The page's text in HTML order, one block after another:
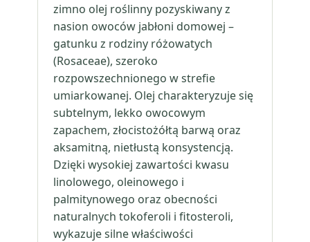
zimno olej roślinny pozyskiwany z
nasion owoców jabłoni domowej –
gatunku z rodziny różowatych
(Rosaceae), szeroko
rozpowszechnionego w strefie
umiarkowanej. Olej charakteryzuje się
subtelnym, lekko owocowym
zapachem, złocistożółtą barwą oraz
aksamitną, nietłustą konsystencją.
Dzięki wysokiej zawartości kwasu
linolowego, oleinowego i
palmitynowego oraz obecności
naturalnych tokoferoli i fitosteroli,
wykazuje silne właściwości